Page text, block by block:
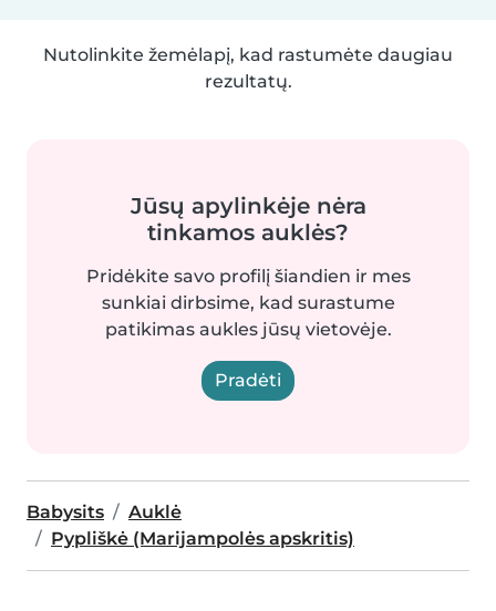
Nutolinkite žemėlapį, kad rastumėte daugiau
rezultatų.
Jūsų apylinkėje nėra
tinkamos auklės?
Pridėkite savo profilį šiandien ir mes
sunkiai dirbsime, kad surastume
patikimas aukles jūsų vietovėje.
Pradėti
Babysits
Auklė
Pypliškė (Marijampolės apskritis)